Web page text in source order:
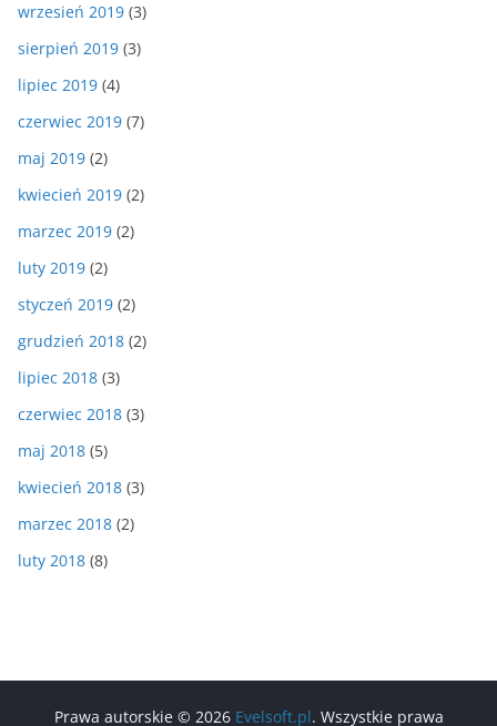
wrzesień 2019 (3)
sierpień 2019 (3)
lipiec 2019 (4)
czerwiec 2019 (7)
maj 2019 (2)
kwiecień 2019 (2)
marzec 2019 (2)
luty 2019 (2)
styczeń 2019 (2)
grudzień 2018 (2)
lipiec 2018 (3)
czerwiec 2018 (3)
maj 2018 (5)
kwiecień 2018 (3)
marzec 2018 (2)
luty 2018 (8)
Prawa autorskie © 2026 Evelsoft.pl. Wszystkie prawa